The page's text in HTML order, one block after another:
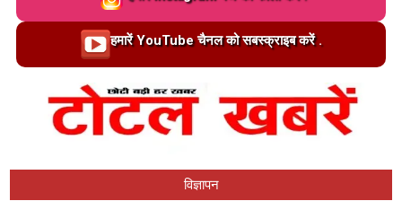
Loading…
हमारें YouTube चैनल को सबस्क्राइब करें .
विज्ञापन